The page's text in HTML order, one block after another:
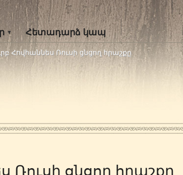
Հետադարձ կապ
Հովհաննես Ռուսի ցնցող հրաշքը
Ռուսի ցնցող հրաշքը